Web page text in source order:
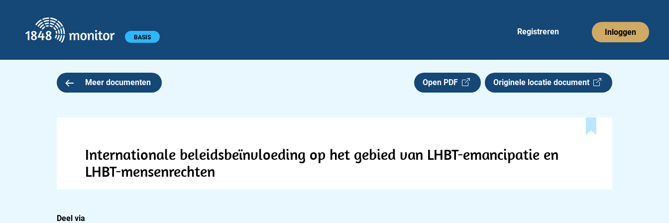
Hoofdmenu BASIS
Registreren Inloggen
Meer documenten Open PDF Originele locatie document
Internationale beleidsbeïnvloeding op het gebied van LHBT-emancipatie en
LHBT-mensenrechten
Deel via